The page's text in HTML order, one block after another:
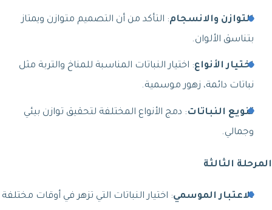
التوازن والانسجام: التأكد من أن التصميم متوازن ويمتاز
بتناسق الألوان.
اختيار الأنواع: اختيار النباتات المناسبة للمناخ والتربة مثل
نباتات دائمة، زهور موسمية.
تنويع النباتات: دمج الأنواع المختلفة لتحقيق توازن بيئي
وجمالي.
المرحلة الثالثة
الاعتبار الموسمي: اختيار النباتات التي تزهر في أوقات مختلفة